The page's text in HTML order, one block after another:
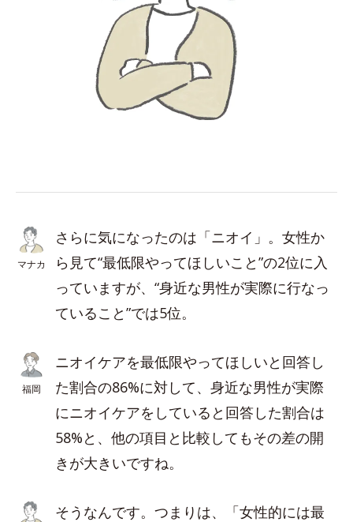
マナカ
さらに気になったのは「ニオイ」。女性か
ら見て“最低限やってほしいこと”の2位に入
っていますが、“身近な男性が実際に行なっ
ていること”では5位。
福岡
ニオイケアを最低限やってほしいと回答し
た割合の86%に対して、身近な男性が実際
にニオイケアをしていると回答した割合は
58%と、他の項目と比較してもその差の開
きが大きいですね。
そうなんです。つまりは、「女性的には最